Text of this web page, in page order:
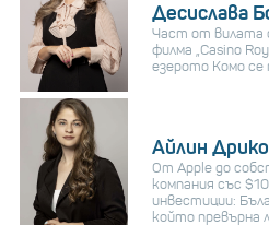
Десислава
Част от вилата
филма „Casino
езерото Комо се
Айлин
От Apple до
компания със
инвестиции:
който превърна